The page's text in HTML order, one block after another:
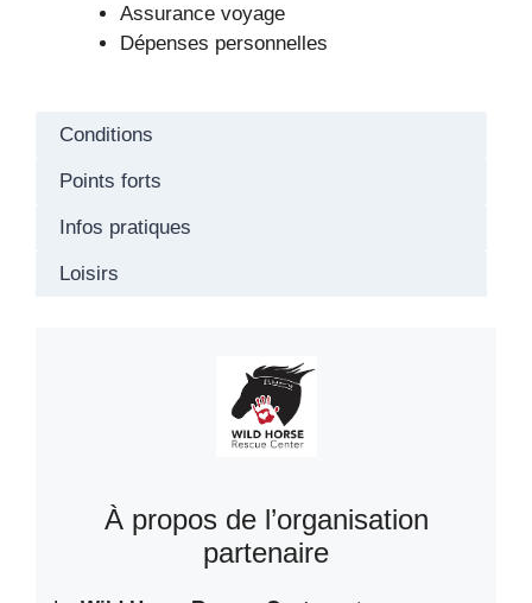
Assurance voyage
Dépenses personnelles
Conditions
Points forts
Infos pratiques
Loisirs
À propos de l’organisation
partenaire